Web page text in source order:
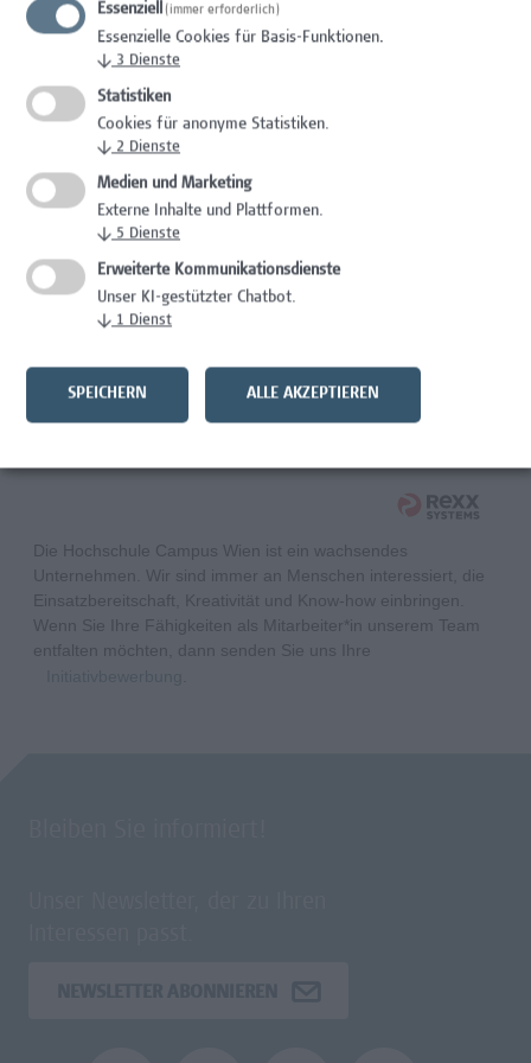
Wissenschaft/Forschung
Expert*in für Schutzrechte und Verwertung
Wissenschaft/Forschung
Mitarbeiter*in Forschungsdatenmanagement
Administration, Wissenschaft/Forschung
Senior Lecturer Computer Science - Fokus IT-Security
Wissenschaft/Forschung
Mitarbeiter*in Programmkoordination &
Weiterbildungsmanagement (m/w/x)
Die Hochschule Campus Wien ist ein wachsendes
Unternehmen. Wir sind immer an Menschen interessiert, die
Einsatzbereitschaft, Kreativität und Know-how einbringen.
Wenn Sie Ihre Fähigkeiten als Mitarbeiter*in unserem Team
entfalten möchten, dann senden Sie uns Ihre
Essenziell (immer erforderlich)
Essenzielle Cookies für Basis-Funktionen.
↓ 3 Dienste
Statistiken
Cookies für anonyme Statistiken.
↓ 2 Dienste
Medien und Marketing
Externe Inhalte und Plattformen.
↓ 5 Dienste
Erweiterte Kommunikationsdienste
Unser KI-gestützter Chatbot.
↓ 1 Dienst
SPEICHERN ALLE AKZEPTIEREN